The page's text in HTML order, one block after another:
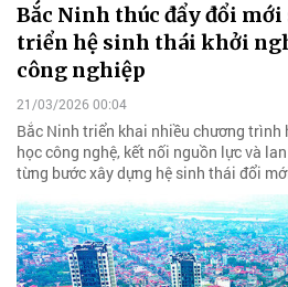
Bắc Ninh thúc đẩy đổi mới
triển hệ sinh thái khởi
công nghiệp
21/03/2026 00:04
Bắc Ninh triển khai nhiều chương trình
học công nghệ, kết nối nguồn lực và
từng bước xây dựng hệ sinh thái đổi